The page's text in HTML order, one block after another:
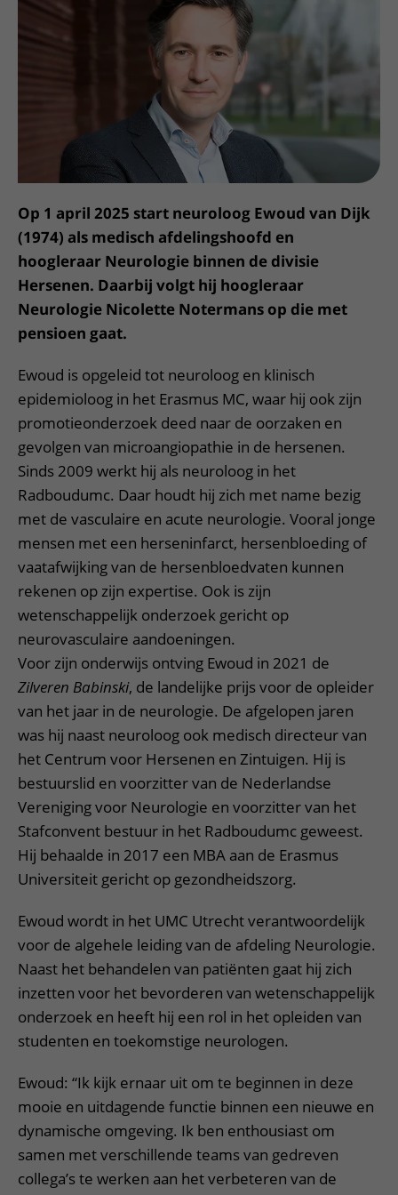
Onderzoeken en diagnostiek
Het Wilhelmina Kinderziekenhuis
Bloedprikken
Wachttijden
Wijzigen patiëntgegevens
Mijn UMC Utrecht patiëntportaal
Faciliteiten en voorzieningen
Route naar het ziekenhuis
Wegwijs in het ziekenhuis
Contact met polikliniek
Contact met verpleegafdeling
Het Wilhelmina Kinderziekenhuis
Diagnostiek aanvragen
Over UMC Utrecht
Werken bij het UMC Utrecht
Op 1 april 2025 start neuroloog Ewoud van Dijk
(1974) als medisch afdelingshoofd en
hoogleraar Neurologie binnen de divisie
Hersenen. Daarbij volgt hij hoogleraar
Neurologie Nicolette Notermans op die met
pensioen gaat.
Ewoud is opgeleid tot neuroloog en klinisch
epidemioloog in het Erasmus MC, waar hij ook zijn
promotieonderzoek deed naar de oorzaken en
gevolgen van microangiopathie in de hersenen.
Sinds 2009 werkt hij als neuroloog in het
Radboudumc. Daar houdt hij zich met name bezig
met de vasculaire en acute neurologie. Vooral jonge
mensen met een herseninfarct, hersenbloeding of
vaatafwijking van de hersenbloedvaten kunnen
rekenen op zijn expertise. Ook is zijn
wetenschappelijk onderzoek gericht op
neurovasculaire aandoeningen.
Voor zijn onderwijs ontving Ewoud in 2021 de
Zilveren Babinski, de landelijke prijs voor de opleider
van het jaar in de neurologie. De afgelopen jaren
was hij naast neuroloog ook medisch directeur van
het Centrum voor Hersenen en Zintuigen. Hij is
bestuurslid en voorzitter van de Nederlandse
Vereniging voor Neurologie en voorzitter van het
Stafconvent bestuur in het Radboudumc geweest.
Hij behaalde in 2017 een MBA aan de Erasmus
Universiteit gericht op gezondheidszorg.
Ewoud wordt in het UMC Utrecht verantwoordelijk
voor de algehele leiding van de afdeling Neurologie.
Naast het behandelen van patiënten gaat hij zich
inzetten voor het bevorderen van wetenschappelijk
onderzoek en heeft hij een rol in het opleiden van
studenten en toekomstige neurologen.
Ewoud: “Ik kijk ernaar uit om te beginnen in deze
mooie en uitdagende functie binnen een nieuwe en
dynamische omgeving. Ik ben enthousiast om
samen met verschillende teams van gedreven
collega’s te werken aan het verbeteren van de